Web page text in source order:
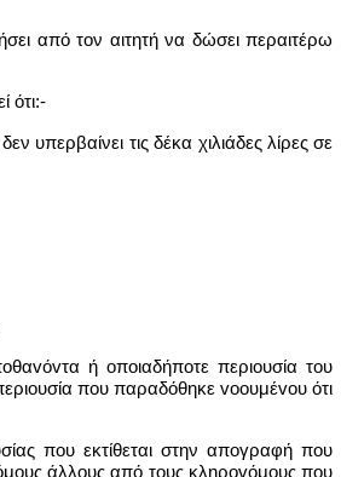
από τον αιτητή να δώσει περαιτέρω
ότι:-
τις δέκα χιλιάδες λίρες σε
ή οποιαδήποτε περιουσία του
που παραδόθηκε vooυμέvoυ ότι
που εκτίθεται στην απογραφή που
άλλους από τους κληρovόμoυς που